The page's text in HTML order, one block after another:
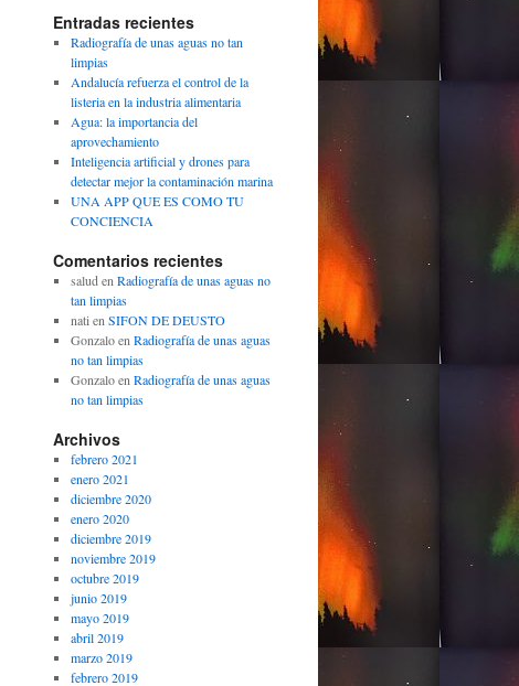
Entradas recientes
Radiografía de unas aguas no tan
limpias
Andalucía refuerza el control de la
listeria en la industria alimentaria
Agua: la importancia del
aprovechamiento
Inteligencia artificial y drones para
detectar mejor la contaminación marina
UNA APP QUE ES COMO TU
CONCIENCIA
Comentarios recientes
salud en Radiografía de unas aguas no
tan limpias
nati en SIFON DE DEUSTO
Gonzaloen Radiografía de unas aguas
no tan limpias
Gonzaloen Radiografía de unas aguas
no tan limpias
Archivos
febrero 2021
enero 2021
diciembre 2020
enero 2020
diciembre 2019
noviembre 2019
octubre 2019
junio 2019
mayo 2019
abril 2019
marzo 2019
febrero 2019